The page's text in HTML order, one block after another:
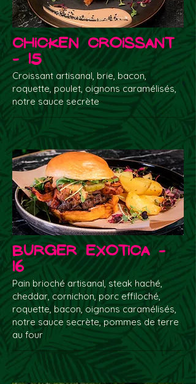
Chicken Croissant
- 15
Croissant artisanal, brie, bacon,
roquette, poulet, oignons caramélisés,
notre sauce secrète
Burger Exotica -
16
Pain brioché artisanal, steak haché,
cheddar, cornichon, porc effiloché,
roquette, bacon, oignons caramélisés,
notre sauce secrète, pommes de terre
au four